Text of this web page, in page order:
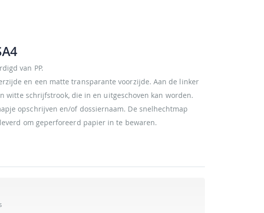
van PP.
en een matte transparante voorzijde. Aan de linker
witte schrijfstrook, die in en uitgeschoven kan worden.
opschrijven en/of dossiernaam. De snelhechtmap
om geperforeerd papier in te bewaren.